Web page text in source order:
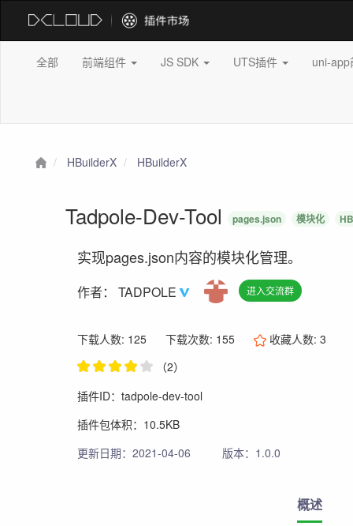
全部 前端组件 JS SDK UTS插件 uni-
HBuilderX HBuilderX
Tadpole-Dev-Tool pages.json 模块化
实现pages.json内容的模块化管理。
作者：TADPOLE 进入交流群
下载人数: 125 下载次数: 155 收藏人数:3
（2）
插件ID：tadpole-dev-tool
插件包体积：10.5KB
更新日期：2021-04-06
版本：1.0.0
概述